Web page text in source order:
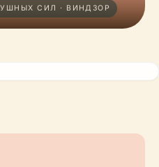
СИЛ · ВИНДЗОР